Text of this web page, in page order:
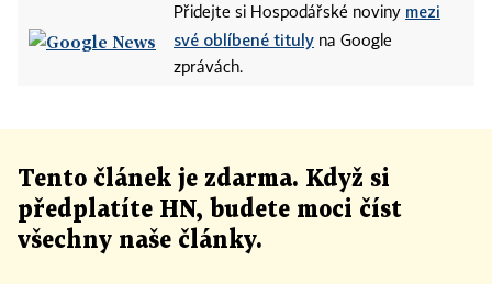
Přidejte si Hospodářské noviny mezi
své oblíbené tituly na Google
zprávách.
Tento článek je zdarma. Když si
předplatíte HN, budete moci číst
všechny naše články.